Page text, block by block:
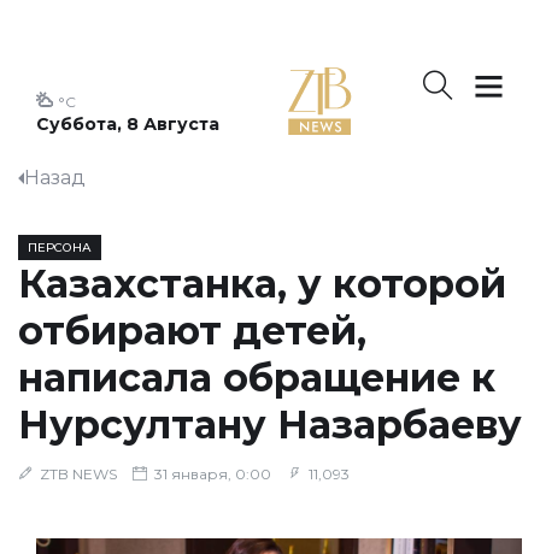
Суббота, 8 Августа
°C
Назад
ПЕРСОНА
Казахстанка, у которой
отбирают детей,
написала обращение к
Нурсултану Назарбаеву
ZTB NEWS 31 января, 0:00 11,093